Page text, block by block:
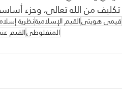
قيمي هويتيالقيم الإسلاميةنظرية
المنفلوطىالقيم